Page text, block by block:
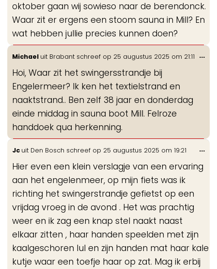
oktober gaan wij sowieso naar de berendonck.
Waar zit er ergens een stoom sauna in Mill? En
wat hebben jullie precies kunnen doen?
Michael uit Brabant schreef op 25 augustus 2025 om 21:11
Hoi, Waar zit het swingersstrandje bij
Engelermeer? Ik ken het textielstrand en
naaktstrand.. Ben zelf 38 jaar en donderdag
einde middag in sauna boot Mill. Felroze
handdoek qua herkenning.
...
Jc uit Den Bosch schreef op 25 augustus 2025 om 19:21
Hier even een klein verslagje van een ervaring
aan het engelenmeer, op mijn fiets was ik
richting het swingerstrandje gefietst op een
vrijdag vroeg in de avond . Het was prachtig
weer en ik zag een knap stel naakt naast
elkaar zitten , haar handen speelden met zijn
kaalgeschoren lul en zijn handen mat haar kale
kutje waar een toefje haar op zat. Mag ik erbij
...